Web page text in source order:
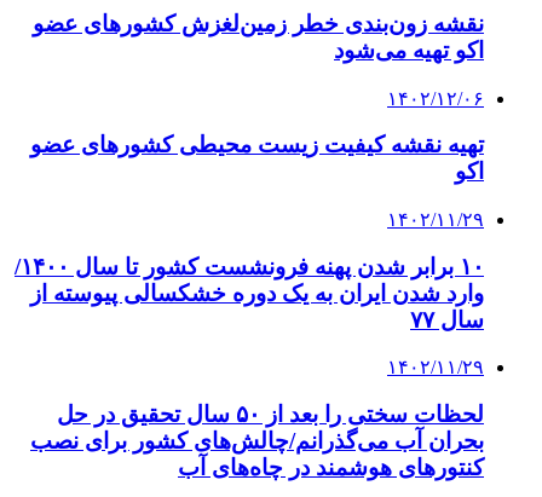
نقشه زون‌بندی خطر زمین‌لغزش کشورهای عضو
اکو تهیه می‌شود
۱۴۰۲/۱۲/۰۶
تهیه نقشه کیفیت زیست محیطی کشورهای عضو
اکو
۱۴۰۲/۱۱/۲۹
۱۰ برابر شدن پهنه فرونشست کشور تا سال ۱۴۰۰/
وارد شدن ایران به یک دوره خشکسالی پیوسته از
سال ۷۷
۱۴۰۲/۱۱/۲۹
لحظات سختی را بعد از ۵۰ سال تحقیق در حل
بحران آب می‌گذرانم/چالش‌های کشور برای نصب
کنتورهای هوشمند در چاه‌های آب